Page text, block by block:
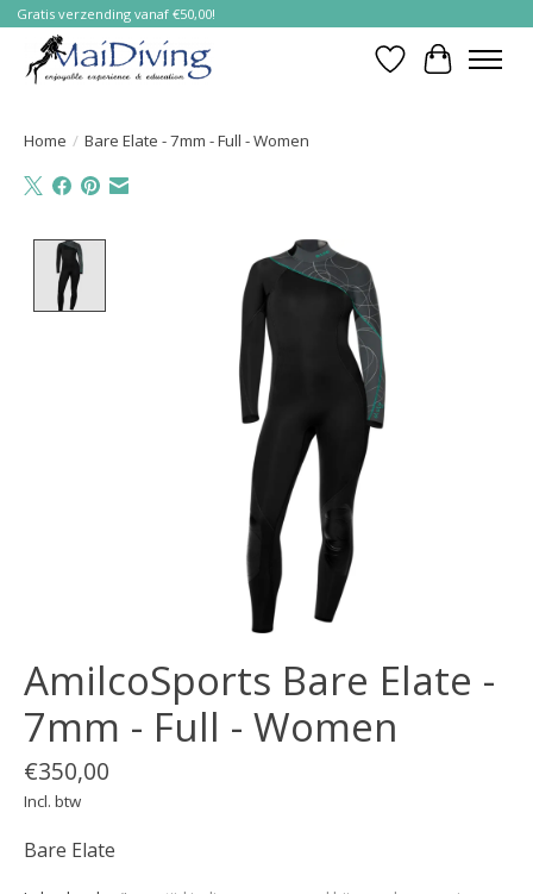
Gratis verzending vanaf €50,00!
Verlanglijst
Home / Bare Elate - 7mm - Full - Women
Product image slideshow Items
AmilcoSports Bare Elate -
7mm - Full - Women
€350,00
Incl. btw
Bare Elate